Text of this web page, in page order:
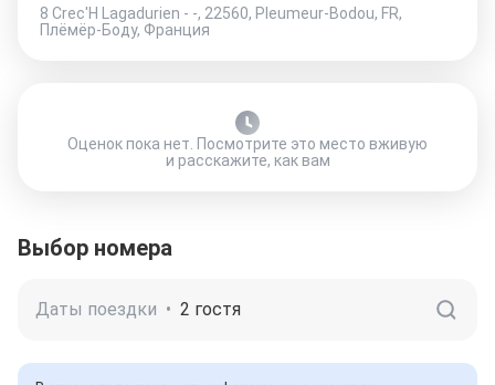
8 Crec'H Lagadurien - -, 22560, Pleumeur-Bodou, FR,
Плёмёр-Боду, Франция
Оценок пока нет. Посмотрите это место вживую
и расскажите, как вам
Выбор номера
Даты поездки • 2 гостя